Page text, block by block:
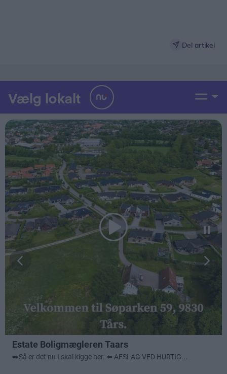
Del artikel